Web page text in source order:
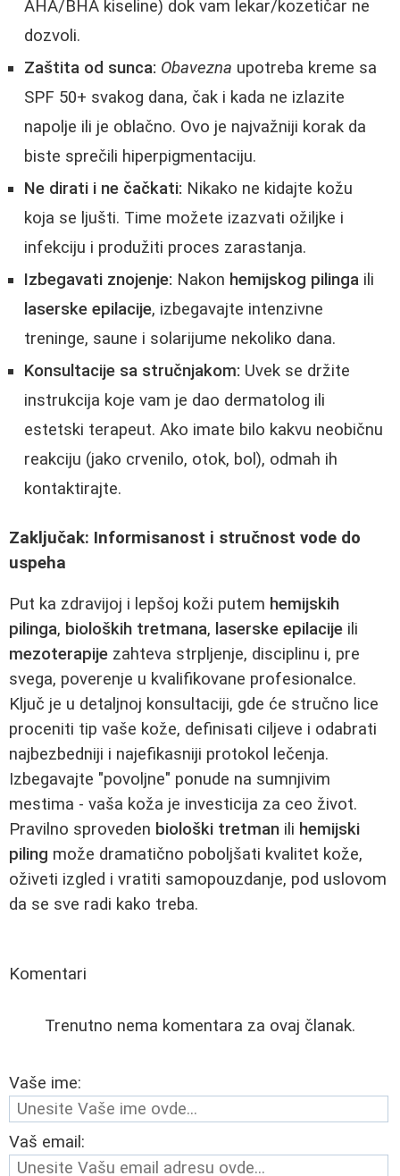
AHA/BHA kiseline) dok vam lekar/kozetičar ne
dozvoli.
Zaštita od sunca: Obavezna upotreba kreme sa
SPF 50+ svakog dana, čak i kada ne izlazite
napolje ili je oblačno. Ovo je najvažniji korak da
biste sprečili hiperpigmentaciju.
Ne dirati i ne čačkati: Nikako ne kidajte kožu
koja se ljušti. Time možete izazvati ožiljke i
infekciju i produžiti proces zarastanja.
Izbegavati znojenje: Nakon hemijskog pilinga ili
laserske epilacije, izbegavajte intenzivne
treninge, saune i solarijume nekoliko dana.
Konsultacije sa stručnjakom: Uvek se držite
instrukcija koje vam je dao dermatolog ili
estetski terapeut. Ako imate bilo kakvu neobičnu
reakciju (jako crvenilo, otok, bol), odmah ih
kontaktirajte.
Zaključak: Informisanost i stručnost vode do
uspeha
Put ka zdravijoj i lepšoj koži putem hemijskih
pilinga, bioloških tretmana, laserske epilacije ili
mezoterapije zahteva strpljenje, disciplinu i, pre
svega, poverenje u kvalifikovane profesionalce.
Ključ je u detaljnoj konsultaciji, gde će stručno lice
proceniti tip vaše kože, definisati ciljeve i odabrati
najbezbedniji i najefikasniji protokol lečenja.
Izbegavajte "povoljne" ponude na sumnjivim
mestima - vaša koža je investicija za ceo život.
Pravilno sproveden biološki tretman ili hemijski
piling može dramatično poboljšati kvalitet kože,
oživeti izgled i vratiti samopouzdanje, pod uslovom
da se sve radi kako treba.
Komentari
Trenutno nema komentara za ovaj članak.
Vaše ime:
Vaš email: